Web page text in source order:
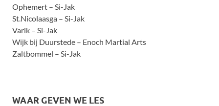
Ophemert – Si-Jak
St.Nicolaasga – Si-Jak
Varik – Si-Jak
Wijk bij Duurstede – Enoch Martial Arts
Zaltbommel – Si-Jak
WAAR GEVEN WE LES